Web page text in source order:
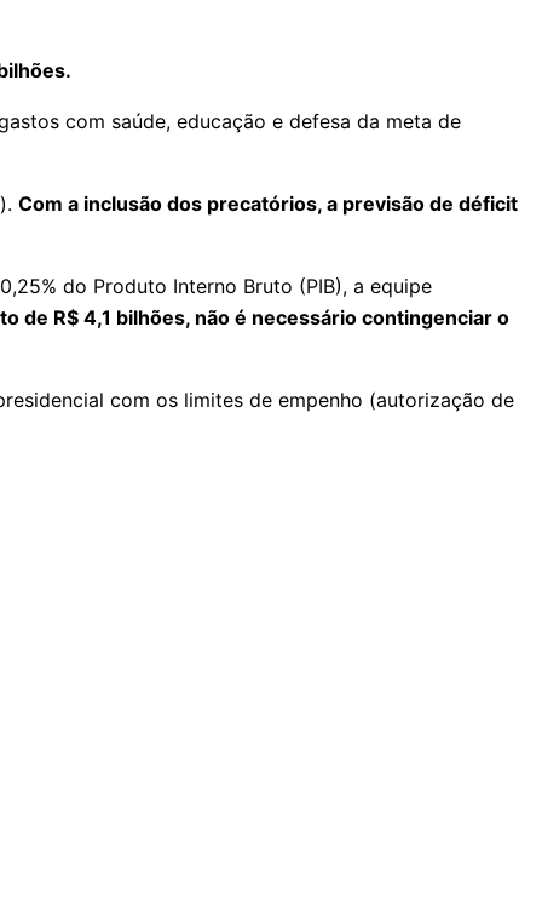
com saúde, educação e defesa da meta de
Com a inclusão dos precatórios, a previsão de déficit
do Produto Interno Bruto (PIB), a equipe
de R$ 4,1 bilhões, não é necessário contingenciar o
com os limites de empenho (autorização de